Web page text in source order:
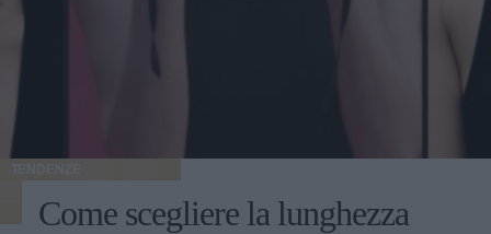
TENDENZE
Come scegliere la lunghezza